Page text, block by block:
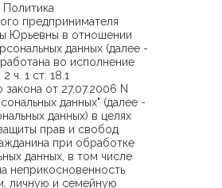
Политика
предпринимателя
Юрьевны в отношении
данных (далее -
во исполнение
ч. 1 ст. 18.1
от 27.07.2006 N
данных" (далее -
данных) в целях
прав и свобод
при обработке
данных, в том числе
неприкосновенность
личную и семейную